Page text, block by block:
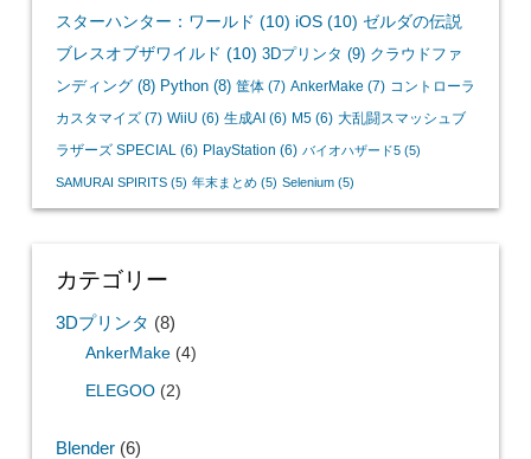
スターハンター：ワールド (10) iOS(10) ゼルダの伝説
ブレスオブザワイルド (10) 3Dプリンタ (9) クラウドファ
ンディング(8) Python(8) 筐体(7) AnkerMake (7) コントローラ
カスタマイズ(7) WiiU (6) 生成AI (6) M5(6) 大乱闘スマッシュブ
ラザーズ SPECIAL (6) PlayStation (6) バイオハザード5(5)
SAMURAI SPIRITS(5) 年末まとめ(5) Selenium(5)
カテゴリー
3Dプリンタ (8)
AnkerMake(4)
ELEGOO(2)
Blender(6)